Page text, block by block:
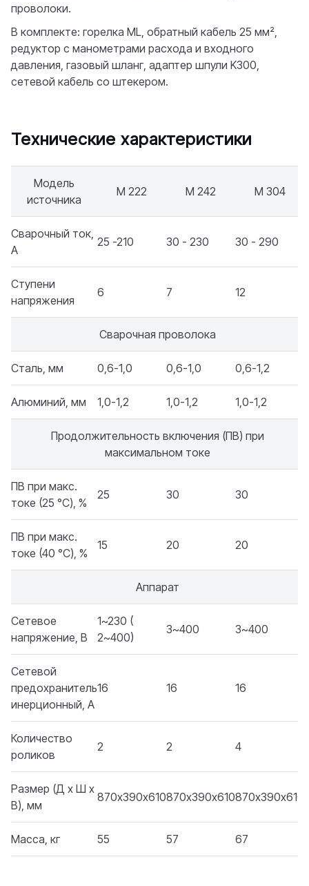
проволоки.
В комплекте: горелка ML, обратный кабель 25 мм²,
редуктор с манометрами расхода и входного
давления, газовый шланг, адаптер шпули K300,
сетевой кабель со штекером.
Технические характеристики
Модель
источника
М 222 М 242 М 304
Сварочный ток,
А
25 -210 30 - 230 30 - 290
Ступени
напряжения
6 7 12
Сварочная проволока
Сталь, мм 0,6-1,0 0,6-1,0 0,6-1,2
Алюминий, мм 1,0-1,2 1,0-1,2 1,0-1,2
Продолжительность включения (ПВ) при
максимальном токе
ПВ при макс.
токе (25 °C), %
25 30 30
ПВ при макс.
токе (40 °C), %
15 20 20
Аппарат
Сетевое
напряжение, В
1~230 (
2~400)
3~400 3~400
Сетевой
предохранитель
инерционный, А
16 16 16
Количество
роликов
2 2 4
Размер (Д x Ш x
В), мм
870х390х610870х390х610870х390х610
Масса, кг 55 57 67